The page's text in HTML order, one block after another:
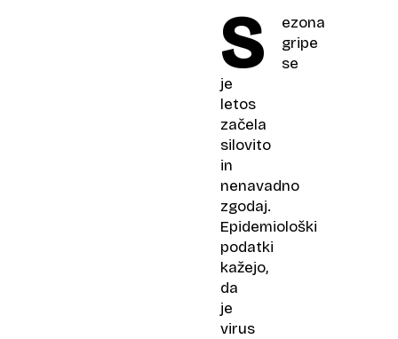
S
ezona
gripe
se
je
letos
začela
silovito
in
nenavadno
zgodaj.
Epidemiološki
podatki
kažejo,
da
je
virus